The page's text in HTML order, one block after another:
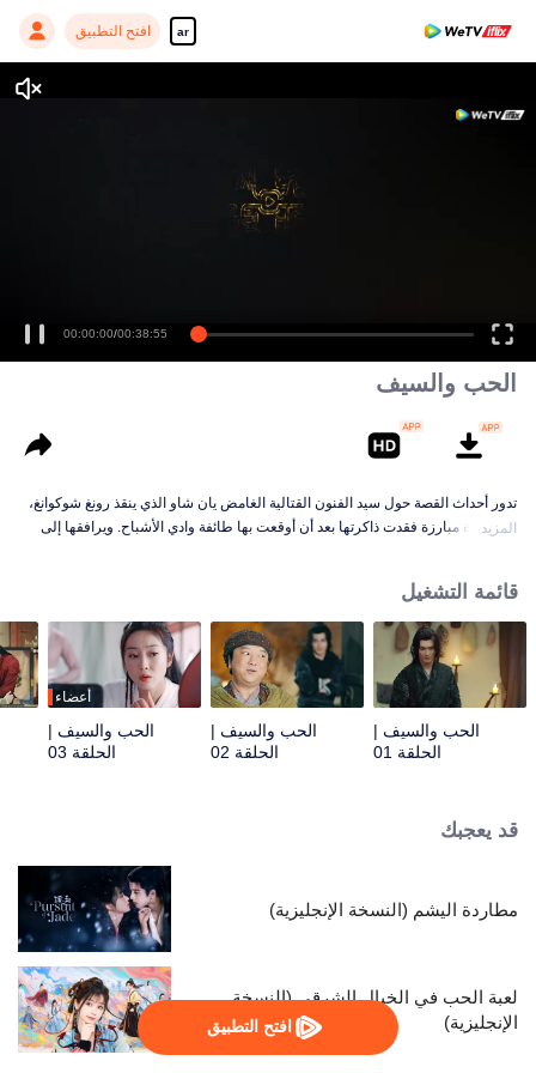
ar افتح التطبيق
افتح التطبيق
00:00:00/00:38:55
الحب والسيف
تدور أحداث القصة حول سيد الفنون القتالية الغامض يان شاو الذي ينقذ رونغ شوكوانغ،
وهي فتاة مبارزة فقدت ذاكرتها بعد أن أوقعت بها طائفة وادي الأشباح. ويرافقها إلى
في الصراعات الغادرة في العالم القتالي، ويتعاونان لمعاقبة الشر ومواجهة طائفة وادي
الأشباح المهددة. ومع ذلك، فإن أسرار ماضيهما وحاضرهما تنتظرهما ليتم الكشف
عنها...
المزيد
قائمة التشغيل
الحب والسيف |
الحلقة 01
الحب والسيف |
الحلقة 02
أعضاء
الحب والسيف |
الحلقة 03
قد يعجبك
مطاردة اليشم (النسخة الإنجليزية)
لعبة الحب في الخيال الشرقي (النسخة
الإنجليزية)